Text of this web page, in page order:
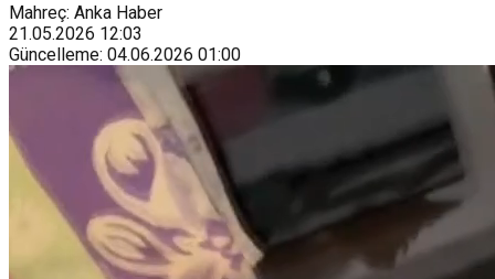
Mahreç: Anka Haber
21.05.2026 12:03
Güncelleme: 04.06.2026 01:00